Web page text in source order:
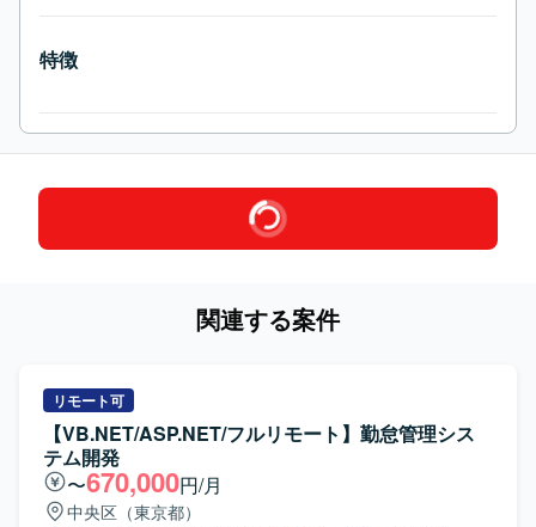
特徴
関連する案件
リモート可
【VB.NET/ASP.NET/フルリモート】勤怠管理シス
テム開発
〜670,000円/月
中央区（東京都）